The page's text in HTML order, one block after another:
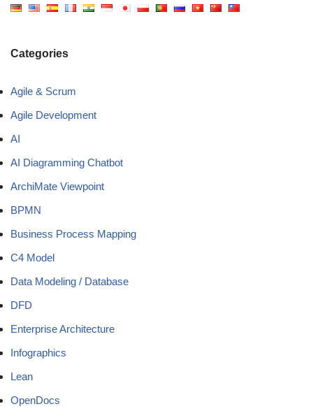
Categories
Agile & Scrum
Agile Development
AI
AI Diagramming Chatbot
ArchiMate Viewpoint
BPMN
Business Process Mapping
C4 Model
Data Modeling / Database
DFD
Enterprise Architecture
Infographics
Lean
OpenDocs